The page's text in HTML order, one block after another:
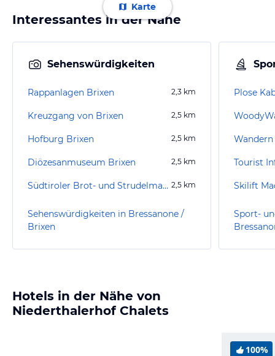
Karte
Interessantes in der Nähe
Sehenswürdigkeiten
Rappanlagen Brixen 2,3 km
Kreuzgang von Brixen 2,5 km
Hofburg Brixen 2,5 km
Diözesanmuseum Brixen 2,5 km
Südtiroler Brot- und Strudelmarkt 2,5 km
Sehenswürdigkeiten in Bressanone /
Brixen
Plose
Tourist
Skilift
Sport-
Hotels in der Nähe von
Niederthalerhof Chalets
100%